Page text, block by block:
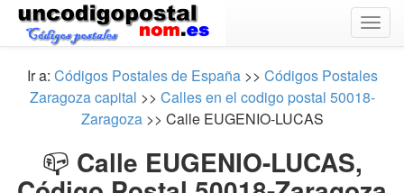
Ir a: Códigos Postales de España>> Códigos Postales
Zaragoza capital >> Calles en el codigo postal 50018-
Zaragoza>> Calle EUGENIO-LUCAS
📪 Calle EUGENIO-LUCAS,